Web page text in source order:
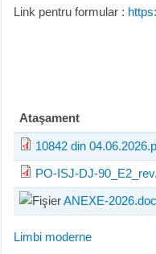
Link pentru formular :
Ataşament
10842 din
PO-ISJ-DJ-
ANEXE-
Limbi moderne